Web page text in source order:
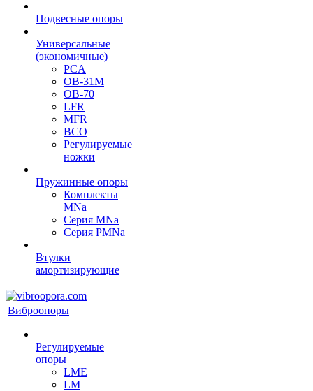
Подвесные опоры
Универсальные
(экономичные)
PCA
ОВ-31М
OB-70
LFR
MFR
ВСО
Регулируемые
ножки
Пружинные опоры
Комплекты
MNa
Серия MNa
Серия PMNa
Втулки
амортизирующие
Виброопоры
Регулируемые
опоры
LME
LM